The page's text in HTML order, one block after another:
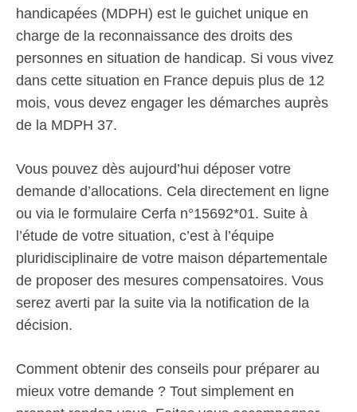
handicapées (MDPH) est le guichet unique en
charge de la reconnaissance des droits des
personnes en situation de handicap. Si vous vivez
dans cette situation en France depuis plus de 12
mois, vous devez engager les démarches auprès
de la MDPH 37.
Vous pouvez dès aujourd’hui déposer votre
demande d’allocations. Cela directement en ligne
ou via le formulaire Cerfa n°15692*01. Suite à
l’étude de votre situation, c’est à l’équipe
pluridisciplinaire de votre maison départementale
de proposer des mesures compensatoires. Vous
serez averti par la suite via la notification de la
décision.
Comment obtenir des conseils pour préparer au
mieux votre demande ? Tout simplement en